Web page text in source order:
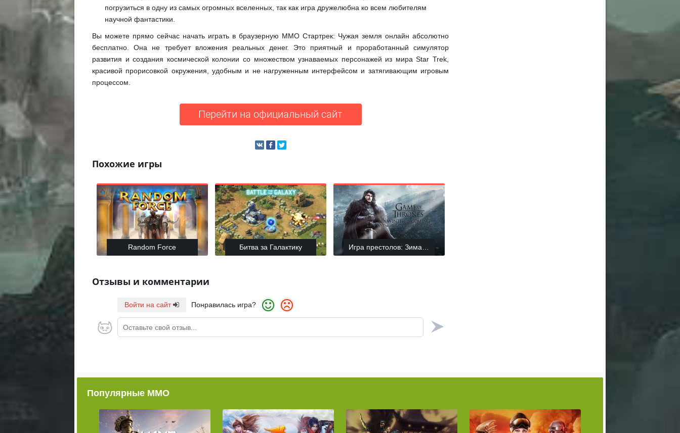
погрузиться в одну из самых огромных вселенных, так как игра дружелюбна ко всем любителям
научной фантастики.
Вы можете прямо сейчас начать играть в браузерную MMO Стартрек: Чужая земля онлайн абсолютно
бесплатно. Она не требует вложения реальных денег. Это приятный и проработанный симулятор
развития и создания космической колонии со множеством узнаваемых персонажей из мира Star Trek,
красивой прорисовкой окружения, удобным и не нагруженным интерфейсом и затягивающим игровым
процессом.
Перейти на официальный сайт
Похожие игры
Random Force Битва за Галактику Игра престолов: Зима близко
Отзывы и комментарии
Войти на сайт Понравилась игра?
Оставьте свой отзыв...
Популярные ММО